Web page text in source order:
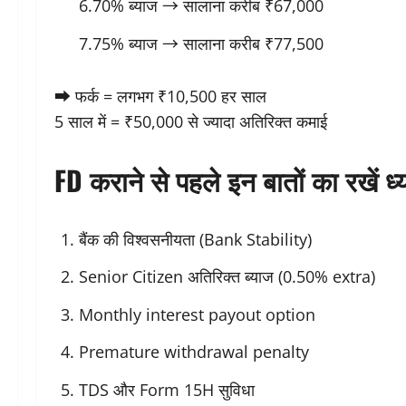
6.70% ब्याज → सालाना करीब ₹67,000
7.75% ब्याज → सालाना करीब ₹77,500
➡ फर्क = लगभग ₹10,500 हर साल
5 साल में = ₹50,000 से ज्यादा अतिरिक्त कमाई
FD कराने से पहले इन बातों का रखें
बैंक की विश्वसनीयता (Bank Stability)
Senior Citizen अतिरिक्त ब्याज (0.50% extra)
Monthly interest payout option
Premature withdrawal penalty
TDS और Form 15H सुविधा